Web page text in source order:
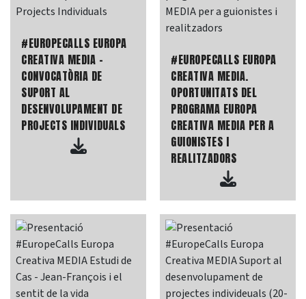
#EUROPECALLS EUROPA
CREATIVA MEDIA -
CONVOCATÒRIA DE
SUPORT AL
DESENVOLUPAMENT DE
PROJECTS INDIVIDUALS
#EUROPECALLS EUROPA
CREATIVA MEDIA.
OPORTUNITATS DEL
PROGRAMA EUROPA
CREATIVA MEDIA PER A
GUIONISTES I
REALITZADORS